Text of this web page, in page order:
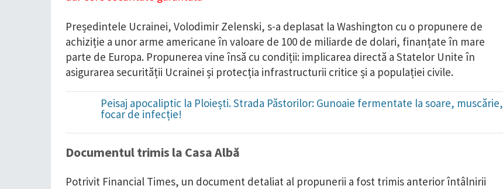
Președintele Ucrainei, Volodimir Zelenski, s-a deplasat la Washington cu o propunere de
achiziție a unor arme americane în valoare de 100 de miliarde de dolari, finanțate în mare
parte de Europa. Propunerea vine însă cu condiții: implicarea directă a Statelor Unite în
asigurarea securității Ucrainei și protecția infrastructurii critice și a populației civile.
Peisaj apocaliptic la Ploiești. Strada Păstorilor: Gunoaie fermentate la soare, muscărie,
focar de infecție!
Documentul trimis la Casa Albă
Potrivit Financial Times, un document detaliat al propunerii a fost trimis anterior întâlnirii